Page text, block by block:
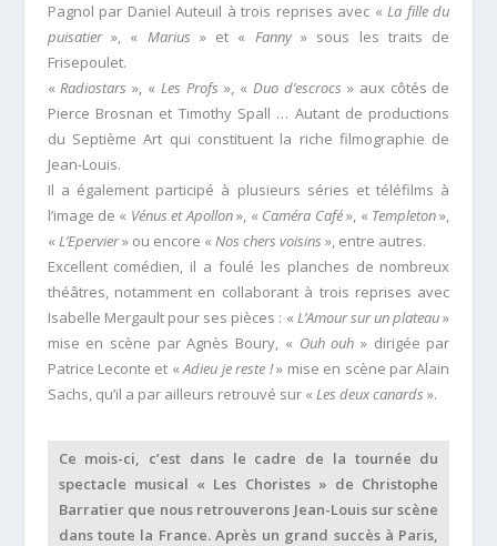
Pagnol par Daniel Auteuil à trois reprises avec «La fille du
puisatier», « Marius » et « Fanny» sous les traits de
Frisepoulet.
«Radiostars », «Les Profs », « Duo d’escrocs » aux côtés de
Pierce Brosnan et Timothy Spall … Autant de productions
du Septième Art qui constituent la riche filmographie de
Jean-Louis.
Il a également participé à plusieurs séries et téléfilms à
l’image de « Vénus et Apollon», « Caméra Café», « Templeton»,
« L’Epervier» ou encore « Nos chers voisins », entre autres.
Excellent comédien, il a foulé les planches de nombreux
théâtres, notamment en collaborant à trois reprises avec
Isabelle Mergault pour ses pièces : « L’Amour sur un plateau»
mise en scène par Agnès Boury, « Ouh ouh » dirigée par
Patrice Leconte et «Adieu je reste !» mise en scène par Alain
Sachs, qu’il a par ailleurs retrouvé sur « Les deux canards ».
Ce mois-ci, c’est dans le cadre de la tournée du
spectacle musical « Les Choristes » de Christophe
Barratier que nous retrouverons Jean-Louis sur scène
dans toute la France. Après un grand succès à Paris,